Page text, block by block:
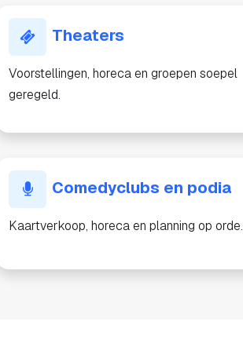
Theaters
Voorstellingen, horeca en groepen soepel
geregeld.
Comedyclubs en podia
Kaartverkoop, horeca en planning op orde.